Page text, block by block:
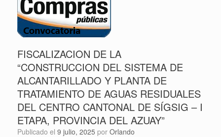
FISCALIZACION DE LA
“CONSTRUCCION DEL SISTEMA DE
ALCANTARILLADO Y PLANTA DE
TRATAMIENTO DE AGUAS RESIDUALES
DEL CENTRO CANTONAL DE SÍGSIG – I
ETAPA, PROVINCIA DEL AZUAY”
Publicado el 9 julio, 2025 por Orlando